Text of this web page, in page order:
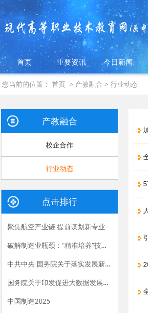
首页 重要资讯 今日新闻
您当前的位置：首页 > 产教融合 >行业动态
产教融合
校企合作
行业动态
点击排行
聚焦航空产业链 提前谋划新专业
破解制造业瓶颈：“精准培养”技工人才
中共中央 国务院关于落实发展新理念加快农业现代化 实现全面小康目标的若干意见
国务院关于印发促进大数据发展行动纲要的通知
中国制造2025